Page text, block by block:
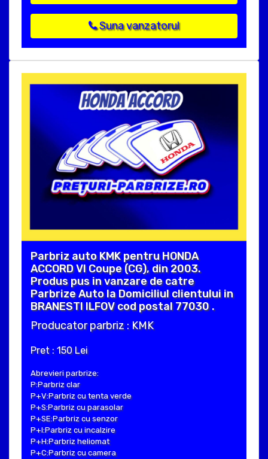
Suna vanzatorul
Parbriz auto KMK pentru HONDA
ACCORD VI Coupe (CG), din 2003.
Produs pus in vanzare de catre
Parbrize Auto la Domiciliul clientului in
BRANESTI ILFOV cod postal 77030 .
Producator parbriz : KMK
Pret : 150 Lei
Abrevieri parbrize:
P:Parbriz clar
P+V:Parbriz cu tenta verde
P+S:Parbriz cu parasolar
P+SE:Parbriz cu senzor
P+I:Parbriz cu incalzire
P+H:Parbriz heliomat
P+C:Parbriz cu camera